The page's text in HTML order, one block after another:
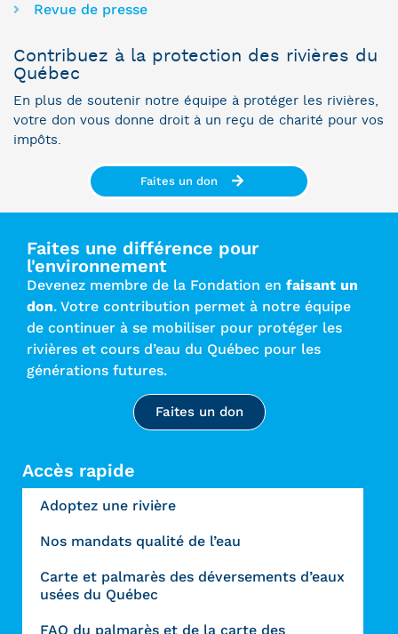
Revue de presse
Contribuez à la protection des rivières du
Québec
En plus de soutenir notre équipe à protéger les rivières,
votre don vous donne droit à un reçu de charité pour vos
impôts.
Faites un don
Faites une différence pour
l'environnement
Devenez membre de la Fondation en faisant un
don. Votre contribution permet à notre équipe
de continuer à se mobiliser pour protéger les
rivières et cours d’eau du Québec pour les
générations futures.
Faites un don
Accès rapide
Adoptez une rivière
Nos mandats qualité de l’eau
Carte et palmarès des déversements d’eaux
usées du Québec
FAQ du palmarès et de la carte des